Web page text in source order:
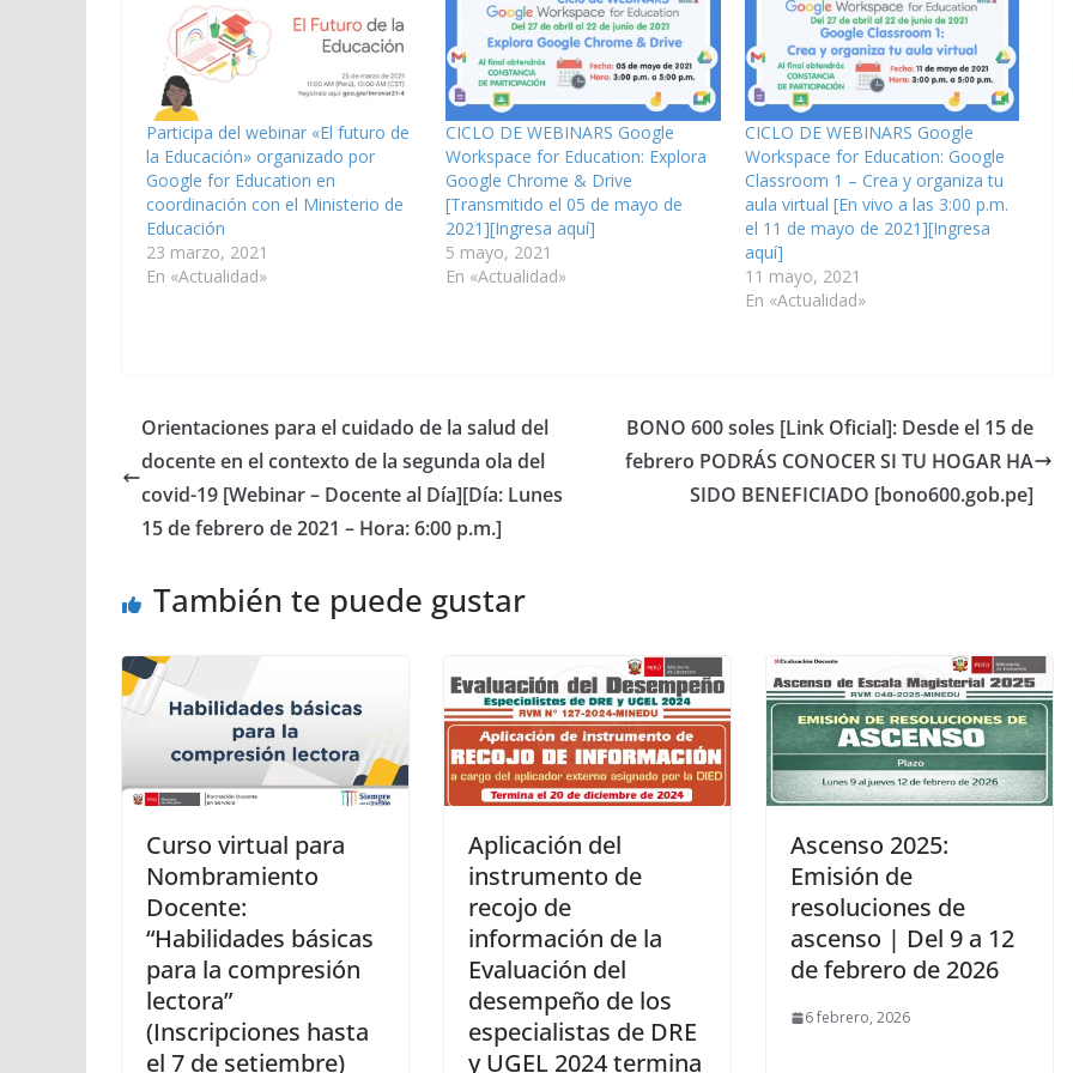
Participa del webinar «El futuro de
la Educación» organizado por
Google for Education en
coordinación con el Ministerio de
Educación
23 marzo, 2021
En «Actualidad»
CICLO DE WEBINARS Google
Workspace for Education: Explora
Google Chrome & Drive
[Transmitido el 05 de mayo de
2021][Ingresa aquí]
5 mayo, 2021
En «Actualidad»
CICLO DE WEBINARS Google
Workspace for Education: Google
Classroom 1 – Crea y organiza tu
aula virtual [En vivo a las 3:00 p.m.
el 11 de mayo de 2021][Ingresa
aquí]
11 mayo, 2021
En «Actualidad»
Orientaciones para el cuidado de la salud del
docente en el contexto de la segunda ola del
covid-19 [Webinar – Docente al Día][Día: Lunes
15 de febrero de 2021 – Hora: 6:00 p.m.]
BONO 600 soles [Link Oficial]: Desde el 15 de
febrero PODRÁS CONOCER SI TU HOGAR HA
SIDO BENEFICIADO [bono600.gob.pe]
También te puede gustar
Curso virtual para
Nombramiento
Docente:
“Habilidades básicas
para la compresión
lectora”
(Inscripciones hasta
el 7 de setiembre)
Aplicación del
instrumento de
recojo de
información de la
Evaluación del
desempeño de los
especialistas de DRE
y UGEL 2024 termina
Ascenso 2025:
Emisión de
resoluciones de
ascenso | Del 9 a 12
de febrero de 2026
6 febrero, 2026